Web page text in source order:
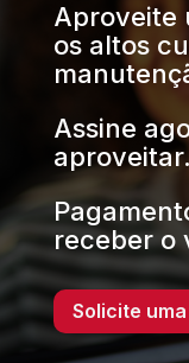
Aproveite
os altos
Assine
aproveitar.
receber o
Solicite